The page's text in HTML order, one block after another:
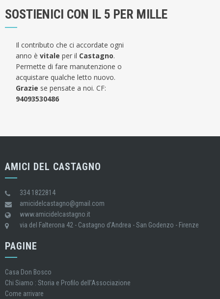
SOSTIENICI CON IL 5 PER MILLE
Il contributo che ci accordate ogni
anno è vitale per il Castagno.
Permette di fare manutenzione o
acquistare qualche letto nuovo.
Grazie se pensate a noi. CF:
94093530486
AMICI DEL CASTAGNO
334 1822814
amicidelcastagno@gmail.com
www.amicidelcastagno.it
via del Falterona 42 - Castagno d'Andrea - San Godenzo - Firenze
PAGINE
Casa Don Bosco
Chi Siamo : Storia e Profilo dell’Associazione
Come arrivare